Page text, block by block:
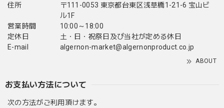
住所
〒111-0053 東京都台東区浅草橋1-21-6 宝山ビ
ル1F
営業時間
10:00～18:00
定休日
土・日・祝祭日及び当社が定める休日
E-mail
algernon-market@algernonproduct.co.jp
ABOUT
お支払い方法について
次の方法がご利用頂けます。